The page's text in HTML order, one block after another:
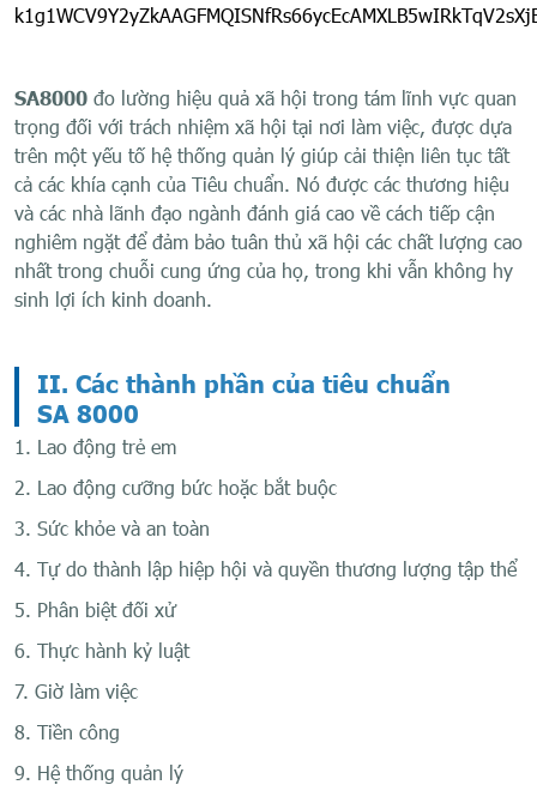
SA8000 đo lường hiệu quả xã hội trong tám lĩnh vực quan
trọng đối với trách nhiệm xã hội tại nơi làm việc, được dựa
trên một yếu tố hệ thống quản lý giúp cải thiện liên tục tất
cả các khía cạnh của Tiêu chuẩn. Nó được các thương hiệu
và các nhà lãnh đạo ngành đánh giá cao về cách tiếp cận
nghiêm ngặt để đảm bảo tuân thủ xã hội các chất lượng cao
nhất trong chuỗi cung ứng của họ, trong khi vẫn không hy
sinh lợi ích kinh doanh.
II. Các thành phần của tiêu chuẩn
SA 8000
1. Lao động trẻ em
2. Lao động cưỡng bức hoặc bắt buộc
3. Sức khỏe và an toàn
4. Tự do thành lập hiệp hội và quyền thương lượng tập thể
5. Phân biệt đối xử
6. Thực hành kỷ luật
7. Giờ làm việc
8. Tiền công
9. Hệ thống quản lý